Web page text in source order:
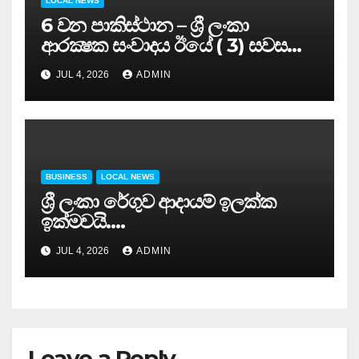
6 වන පාකිස්ථාන – ශ්‍රී ලංකා
ආරක්‍ෂක සංවාදය ඊයේ ( 3) සවස
සාර්ථකව අවසන් කරයි..
JUL 4, 2026 ADMIN
BUSINESS LOCAL NEWS
ශ්‍රී ලංකා රේගුව ආදායම් ඉලක්ක
ඉක්මවයි….
JUL 4, 2026 ADMIN